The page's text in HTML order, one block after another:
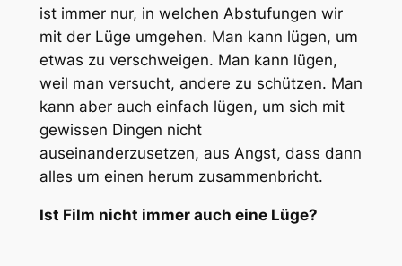
ist immer nur, in welchen Abstufungen wir
mit der Lüge umgehen. Man kann lügen, um
etwas zu verschweigen. Man kann lügen,
weil man versucht, andere zu schützen. Man
kann aber auch einfach lügen, um sich mit
gewissen Dingen nicht
auseinanderzusetzen, aus Angst, dass dann
alles um einen herum zusammenbricht.
Ist Film nicht immer auch eine Lüge?